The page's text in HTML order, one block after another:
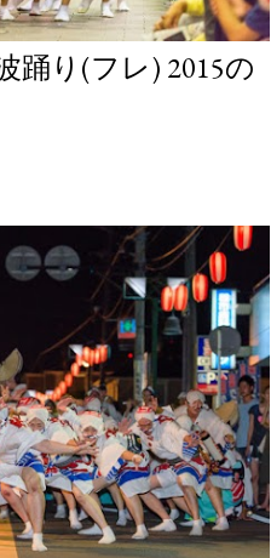
踊り(フレ) 2015の